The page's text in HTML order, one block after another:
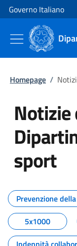
Vai al contenuto
Vai alla navigazione del
Governo Italiano
Homepage /
Notizie
sport
Tutti i
Prevenzione
5x1000